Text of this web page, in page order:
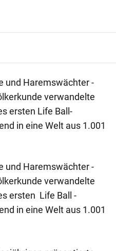
und Haremswächter -
verwandelte
ersten Life Ball-
in eine Welt aus 1.001
und Haremswächter -
verwandelte
ersten Life Ball -
in eine Welt aus 1.001